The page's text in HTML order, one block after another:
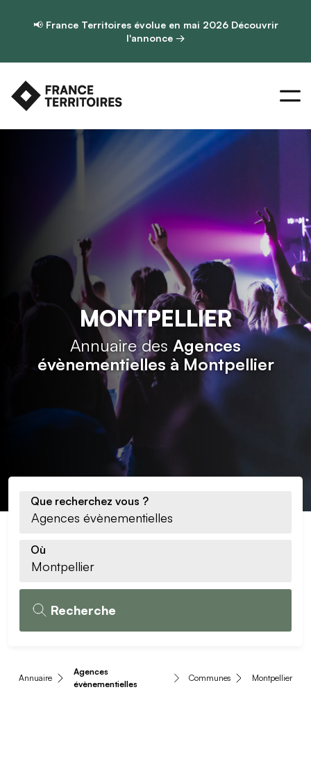
📢 France Territoires évolue en mai 2026 Découvrir
l'annonce →
MONTPELLIER
Annuaire des Agences
évènementielles à Montpellier
Que recherchez vous ?
Où
Recherche
Annuaire
Agences
évènementielles
Communes Montpellier